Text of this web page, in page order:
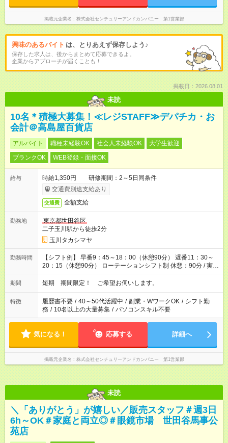
掲載元企業名 株式会社センチュリーアンドカンパニー 第1営業部
興味のあるバイト は、とりあえず保存しよう♪
保存した求人は、後からまとめて応募できるよ。
企業からアプローチが届くことも！
掲載日：2026.08.01
未読
10名＊積極大募集！≪レジSTAFF≫デパチカ・お
会計＠高島屋百貨店
アルバイト 職種未経験OK 社会人未経験OK
大学生歓迎
ブランクOK
WEB登録・面接OK
給与
時給1,350円 研修期間：2～5日同条件
交通費別途支給あり
交通費 全額支給
勤務地
東京都世田谷区
二子玉川駅から徒歩2分
玉川タカシマヤ
勤務時間
【シフト例】 早番9：45～18：00（休憩90分） 遅番11：30～
20：15（休憩90分） ローテーションシフト制 休憩：90分 / 実
働：７～８時間
期間 短期 期間限定！ ご希望お伺いします。
特徴 履歴書不要 / 40～50代活躍中 / 副業・WワークOK / シフト勤
務 / 10名以上の大量募集 / パソコンスキル不要
気になる！ 応募する 詳細へ
掲載元企業名 株式会社センチュリーアンドカンパニー 第1営業部
未読
＼「ありがとう」が嬉しい／販売スタッフ＃週3日
6h～OK＃家庭と両立◎＃眼鏡市場 世田谷馬事公
苑店